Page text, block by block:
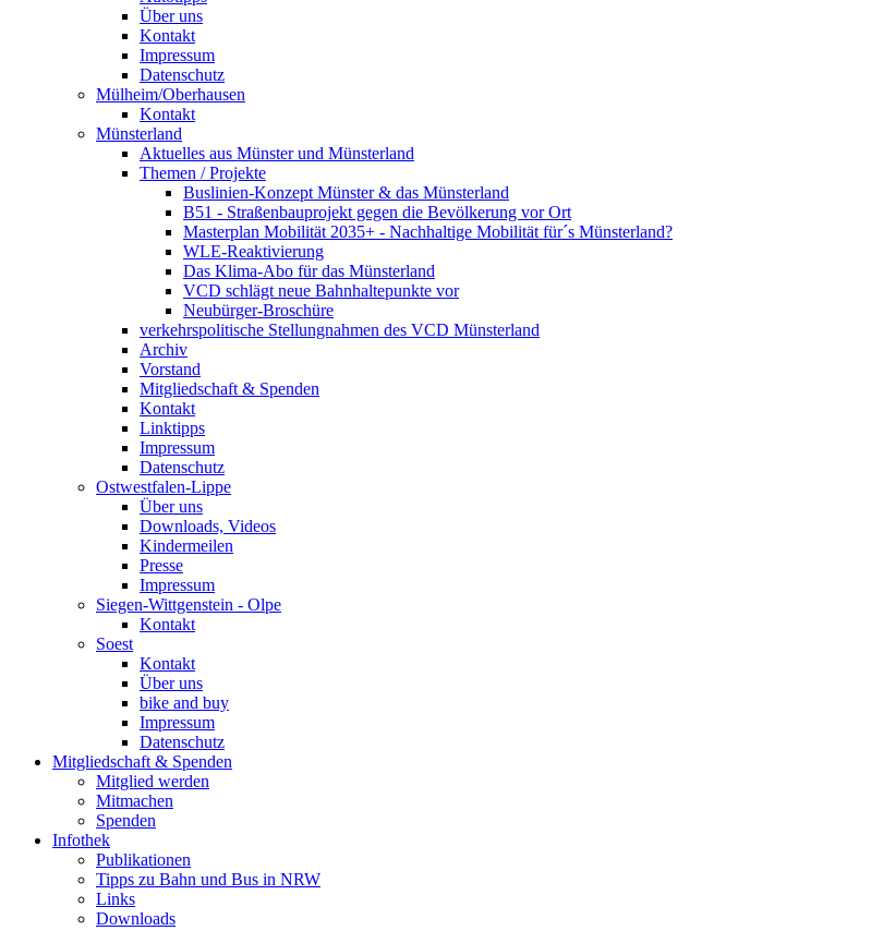
Über uns
Kontakt
Impressum
Datenschutz
Mülheim/Oberhausen
Kontakt
Münsterland
Aktuelles aus Münster und Münsterland
Themen / Projekte
Buslinien-Konzept Münster & das Münsterland
B51 - Straßenbauprojekt gegen die Bevölkerung vor Ort
Masterplan Mobilität 2035+ - Nachhaltige Mobilität für´s Münsterland?
WLE-Reaktivierung
Das Klima-Abo für das Münsterland
VCD schlägt neue Bahnhaltepunkte vor
Neubürger-Broschüre
verkehrspolitische Stellungnahmen des VCD Münsterland
Archiv
Vorstand
Mitgliedschaft & Spenden
Kontakt
Linktipps
Impressum
Datenschutz
Ostwestfalen-Lippe
Über uns
Downloads, Videos
Kindermeilen
Presse
Impressum
Siegen-Wittgenstein - Olpe
Kontakt
Soest
Kontakt
Über uns
bike and buy
Impressum
Datenschutz
Mitgliedschaft & Spenden
Mitglied werden
Mitmachen
Spenden
Infothek
Publikationen
Tipps zu Bahn und Bus in NRW
Links
Downloads